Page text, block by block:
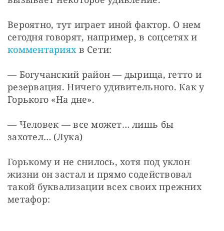
Вероятно, тут играет иной фактор. О нем
комментариях в Сети:
— Богучанский район — дырища, гетто и
резервация. Ничего удивительного. Как у
Горького «На дне».
— Человек — все может… лишь бы
захотел… (Лука)
Горькому и не снилось, хотя под уклон
жизни он застал и прямо содействовал
такой буквализации всех своих прежних
метафор: